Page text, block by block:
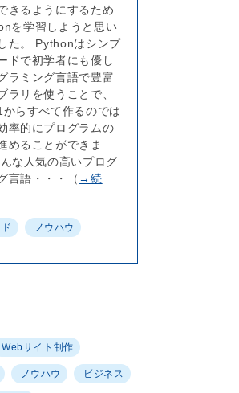
きるようにするため
を学習しようと思い
た。 Pythonはシンプ
ドで初学者にも優し
ラミング言語で豊富
ラリを使うことで、
からすべて作るのでは
率的にプログラムの
めることができま
な人気の高いプログ
言語・・・（ →続
ノウハウ
Webサイト制作
ノウハウ ビジネス